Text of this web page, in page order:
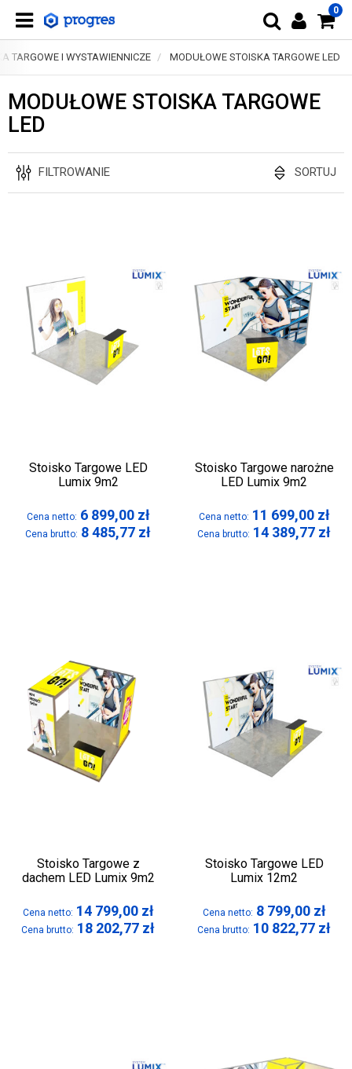
0
TARGOWE I WYSTAWIENNICZE MODUŁOWE STOISKA TARGOWE LED
MODUŁOWE STOISKA TARGOWE
LED
FILTROWANIE SORTUJ
Stoisko Targowe LED
Lumix 9m2
Cena netto: 6 899,00 zł
Cena brutto: 8 485,77 zł
Stoisko Targowe narożne
LED Lumix 9m2
Cena netto: 11 699,00 zł
Cena brutto: 14 389,77 zł
Stoisko Targowe z
dachem LED Lumix 9m2
Cena netto: 14 799,00 zł
Cena brutto: 18 202,77 zł
Stoisko Targowe LED
Lumix 12m2
Cena netto: 8 799,00 zł
Cena brutto: 10 822,77 zł